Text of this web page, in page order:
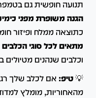
תנועה חופשית גם
הגנה משופרת מפני
כתוצאה ממלח ופיזור
מתאים לכל סוגי הכלבים
וכלבים שנהנים מטיולים
💡טיפ: אם לכלב שלך
מהאחוריות, מומלץ